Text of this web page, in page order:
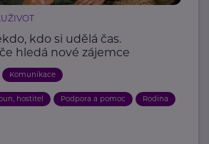
kdo si udělá čas.
hledá nové zájemce
Komunikace
hostitel Podpora a pomoc Rodina